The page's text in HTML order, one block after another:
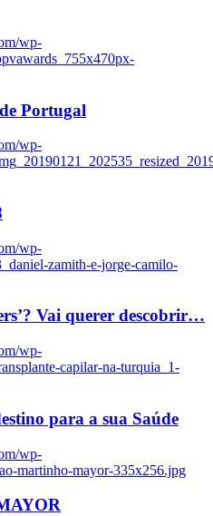
wp-
Portugal
wp-
wp-
zamith-e-jorge-camilo-
Vai querer descobrir…
wp-
capilar-na-turquia_1-
para a sua Saúde
wp-
martinho-mayor-335x256.jpg